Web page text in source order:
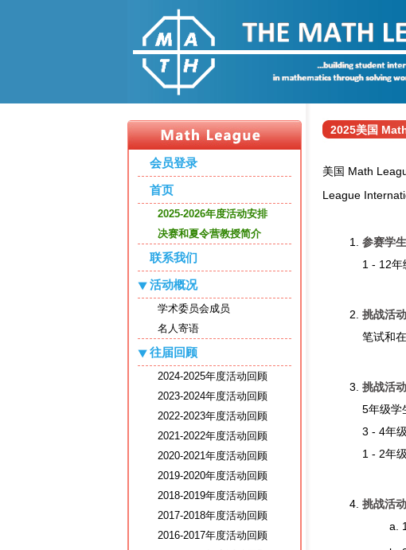
会员登录
首页
2025-2026年度活动安排
决赛和夏令营教授简介
联系我们
活动概况
学术委员会成员
名人寄语
往届回顾
2024-2025年度活动回顾
2023-2024年度活动回顾
2022-2023年度活动回顾
2021-2022年度活动回顾
2020-2021年度活动回顾
2019-2020年度活动回顾
2018-2019年度活动回顾
2017-2018年度活动回顾
2016-2017年度活动回顾
2025美国
美国 Math
League
参赛学
1 - 12年
挑战活
笔试和
挑战活
5年级学
3 - 4年
1 - 2年
挑战活